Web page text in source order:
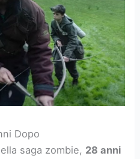
Dopo
saga zombie, 28 anni